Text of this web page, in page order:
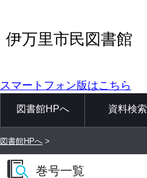
伊万里市民図書館
スマートフォン版はこちら
図書館HPへ 資料検索
図書館HPへ >
巻号一覧